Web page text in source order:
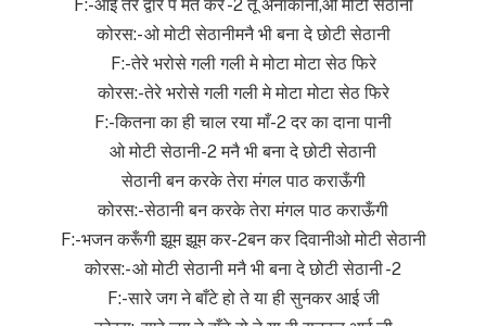
F:-आई तेरे द्वार पे मत कर -2 तू अनाकानी,ओ मोटी सेठानी
कोरस:- ओ मोटी सेठानीमनै भी बना दे छोटी सेठानी
F:-तेरे भरोसे गली गली मे मोटा मोटा सेठ फिरे
कोरस:-तेरे भरोसे गली गली मे मोटा मोटा सेठ फिरे
F:-कितना का ही चाल रया माँ-2 दर का दाना पानी
ओ मोटी सेठानी-2 मनै भी बना दे छोटी सेठानी
सेठानी बन करके तेरा मंगल पाठ कराऊँगी
कोरस:-सेठानी बन करके तेरा मंगल पाठ कराऊँगी
F:-भजन करूँगी झूम झूम कर-2बन कर दिवानीओ मोटी सेठानी
कोरस:- ओ मोटी सेठानी मनै भी बना दे छोटी सेठानी -2
F:-सारे जग ने बाँटे हो ते या ही सुनकर आई जी